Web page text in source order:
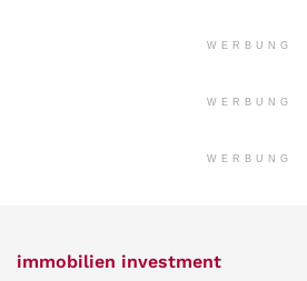
WERBUNG
WERBUNG
WERBUNG
immobilien investment